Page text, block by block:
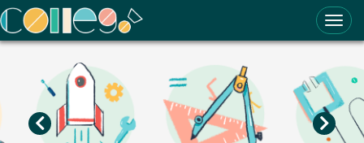
ColleGo! 大學選才與高中育才輔助系統